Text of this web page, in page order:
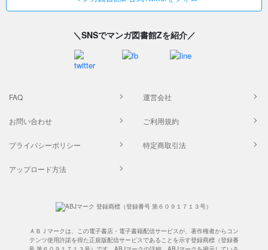
＼SNSでマンガ図書館Zを紹介／
FAQ 運営会社
お問い合わせ ご利用規約
プライバシーポリシー 特定商取引法
アップロード方法
ＡＢＪマークは、この電子書店・電子書籍配信サービスが、著作権者からコン
テンツ使用許諾を得た正規版配信サービスであることを示す登録商標（登録番